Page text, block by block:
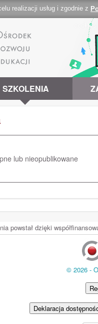
realizacji usług i zgodnie z
SZKOLENIA
lub nieopublikowane
powstał dzięki
© 2026 -
Deklaracja